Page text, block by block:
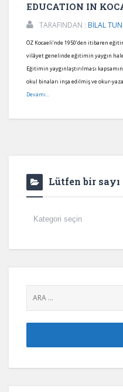
EDUCATION IN
TARAFINDAN : BİLAL
ÖZ Kocaeli’nde 1950’den itibaren
vilâyet genelinde eğitimin yaygın
Eğitimin yaygınlaştırılması
okul binaları inşa edilmiş ve okur-
Devamı...
Lütfen bir sayı
Lütfen